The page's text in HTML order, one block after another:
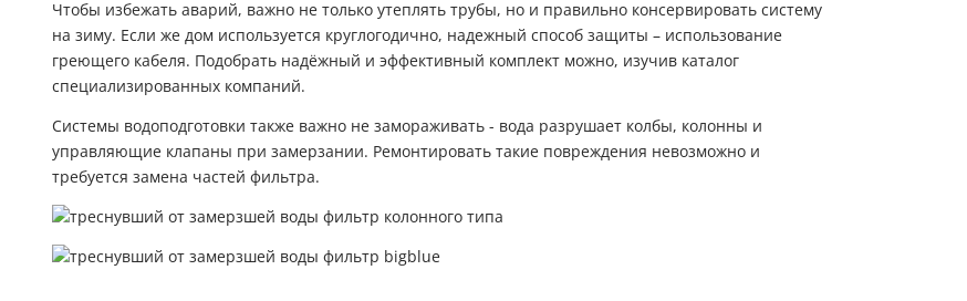
Департамент
Я принимаю условия
Мы Вам перезвоним
Чтобы избежать аварий, важно не только утеплять трубы, но и правильно консервировать систему
на зиму. Если же дом используется круглогодично, надежный способ защиты – использование
греющего кабеля. Подобрать надёжный и эффективный комплект можно, изучив каталог
специализированных компаний.
Системы водоподготовки также важно не замораживать - вода разрушает колбы, колонны и
управляющие клапаны при замерзании. Ремонтировать такие повреждения невозможно и
требуется замена частей фильтра.
Я принимаю условия
передачи информации
Мы Вам перезвоним